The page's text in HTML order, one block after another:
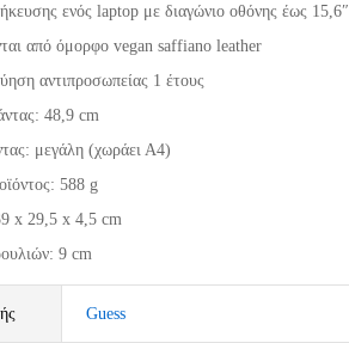
ενός laptop με διαγώνιο οθόνης έως 15,6″
από όμορφο vegan saffiano leather
αντιπροσωπείας 1 έτους
48,9 cm
μεγάλη (χωράει Α4)
588 g
x 29,5 x 4,5 cm
9 cm
Guess